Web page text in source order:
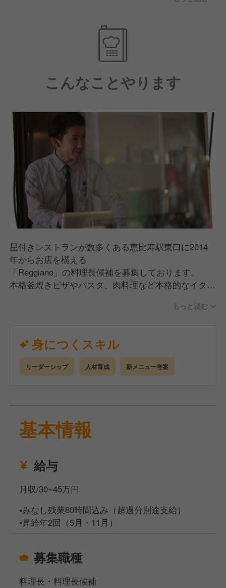
こんなことやります
星付きレストランが数多くある恵比寿駅東口に2014
年からお店を構える
「Reggiano」の料理長候補を募集しております。
本格釜焼きピザやパスタ、肉料理など本格的なイタリ
多彩なメニュー！とホスピタリティ溢れるお店です。
学びたい方歓迎。
初期研修を始め、勤務後も定期的な研修がある他、担
当SVのサポートもありますのでどんどんスキルアッ
プできます。
もっと読む
身につくスキル
リーダーシップ 人材育成 新メニュー考案
基本情報
給与
月収/30~45万円
▪️みなし残業80時間込み（超過分別途支給）
▪️昇給年2回（5月・11月）
募集職種
料理長・料理長候補